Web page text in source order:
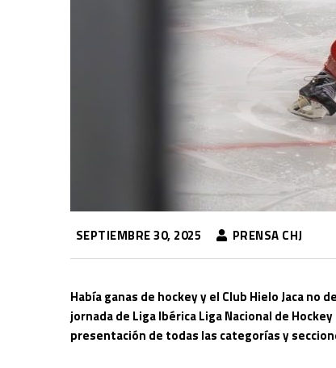
SEPTIEMBRE 30, 2025 PRENSA CHJ
Había ganas de hockey y el Club Hielo Jaca no
jornada de Liga Ibérica Liga Nacional de
presentación de todas las categorías y